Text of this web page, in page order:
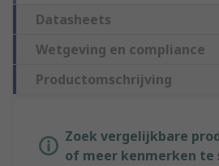
Datasheets
Wetgeving en compliance
Productomschrijving
Zoek vergelijkbare
of meer kenmerken te